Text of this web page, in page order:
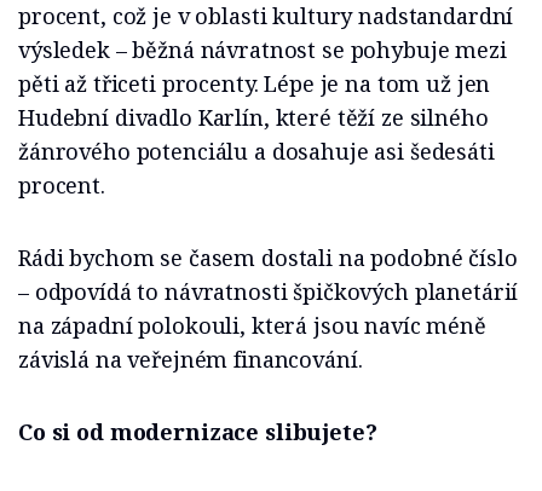
procent, což je v oblasti kultury nadstandardní
výsledek – běžná návratnost se pohybuje mezi
pěti až třiceti procenty. Lépe je na tom už jen
Hudební divadlo Karlín, které těží ze silného
žánrového potenciálu a dosahuje asi šedesáti
procent.
Rádi bychom se časem dostali na podobné číslo
– odpovídá to návratnosti špičkových planetárií
na západní polokouli, která jsou navíc méně
závislá na veřejném financování.
Co si od modernizace slibujete?